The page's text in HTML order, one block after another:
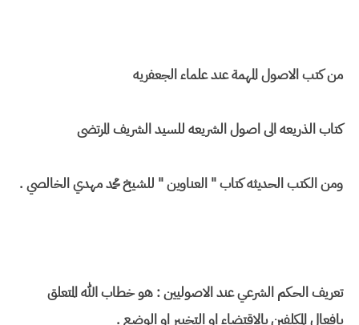
من كتب الاصول المهمة عند علماء الجعفريه
كتاب الذريعه الى اصول الشريعه للسيد الشريف المرتضى
ومن الكتب الحديثه كتاب " العناوين " للشيخ محمد مهدي الخالصي .
تعريف الحكم الشرعي عند الاصوليين : هو خطاب الله المتعلق
بافعال المكلفين بالاقتضاء او التخيير او الوضع .